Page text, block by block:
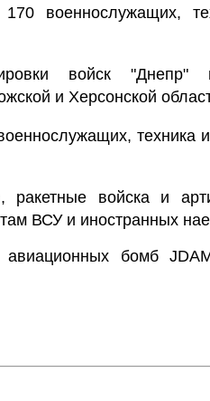
военнослужащих,
войск "Днепр"
и Херсонской
техника
ракетные войска и
ВСУ и иностранных
бомб